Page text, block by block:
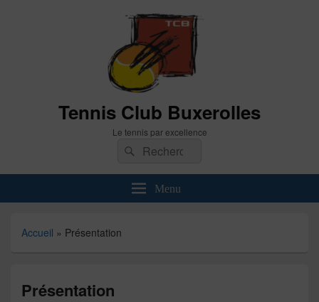
Tennis Club Buxerolles
Le tennis par excellence
Recherche :
Rechercher
Menu
Accueil » Présentation
Présentation